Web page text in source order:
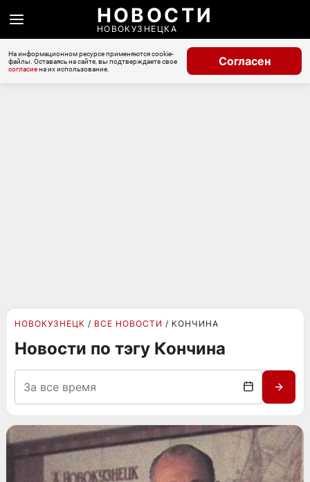
НОВОСТИ
НОВОКУЗНЕЦКА
На информационном ресурсе применяются cookie-
файлы. Оставаясь на сайте, вы подтверждаете свое
согласиена их использование.
Согласен
НОВОКУЗНЕЦК ВСЕ НОВОСТИ КОНЧИНА
Новости по тэгу Кончина